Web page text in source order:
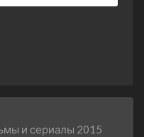
и сериалы 2015